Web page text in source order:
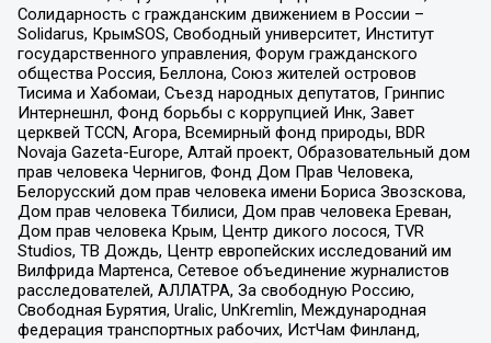
Солидарность с гражданским движением в России –
Solidarus, КрымSOS, Свободный университет, Институт
государственного управления, Форум гражданского
общества Россия, Беллона, Союз жителей островов
Тисима и Хабомаи, Съезд народных депутатов, Гринпис
Интернешнл, Фонд борьбы с коррупцией Инк, Завет
церквей TCCN, Агора, Всемирный фонд природы, BDR
Novaja Gazeta-Europe, Алтай проект, Образовательный дом
прав человека Чернигов, Фонд Дом Прав Человека,
Белорусский дом прав человека имени Бориса Звозскова,
Дом прав человека Тбилиси, Дом прав человека Ереван,
Дом прав человека Крым, Центр дикого лосося, TVR
Studios, ТВ Дождь, Центр европейских исследований им
Вилфрида Мартенса, Сетевое объединение журналистов
расследователей, АЛЛАТРА, За свободную Россию,
Свободная Бурятия, Uralic, UnKremlin, Международная
федерация транспортных рабочих, ИстЧам Финланд,